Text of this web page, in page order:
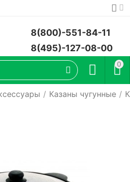
8(800)-551-84-11
8(495)-127-08-00
0
/ Казаны чугунные /